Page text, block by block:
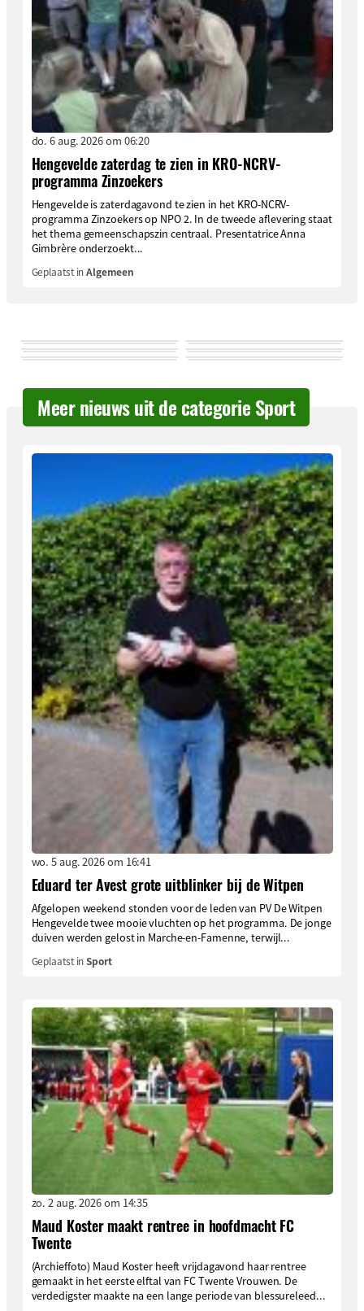
do. 6 aug. 2026 om 06:20
Hengevelde zaterdag te zien in KRO-NCRV-
programma Zinzoekers
Hengevelde is zaterdagavond te zien in het KRO-NCRV-
programma Zinzoekers op NPO 2. In de tweede aflevering staat
het thema gemeenschapszin centraal. Presentatrice Anna
Gimbrère onderzoekt...
Geplaatst inAlgemeen
Meer nieuws uit de categorie Sport
wo. 5 aug. 2026 om 16:41
Eduard ter Avest grote uitblinker bij de Witpen
Afgelopen weekend stonden voor de leden van PV De Witpen
Hengevelde twee mooie vluchten op het programma. De jonge
duiven werden gelost in Marche-en-Famenne, terwijl...
Geplaatst inSport
zo. 2 aug. 2026 om 14:35
Maud Koster maakt rentree in hoofdmacht FC
Twente
(Archieffoto) Maud Koster heeft vrijdagavond haar rentree
gemaakt in het eerste elftal van FC Twente Vrouwen. De
verdedigster maakte na een lange periode van blessureleed...